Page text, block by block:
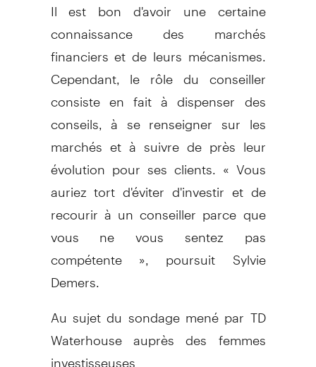
connaissance des marchés
financiers et de leurs mécanismes.
Cependant, le rôle du conseiller
consiste en fait à dispenser des
conseils, à se renseigner sur les
marchés et à suivre de près leur
évolution pour ses clients. « Vous
auriez tort d'éviter d'investir et de
recourir à un conseiller parce que
vous ne vous sentez pas
compétente », poursuit Sylvie
Demers.
Au sujet du sondage mené par TD
Waterhouse auprès des femmes
investisseuses